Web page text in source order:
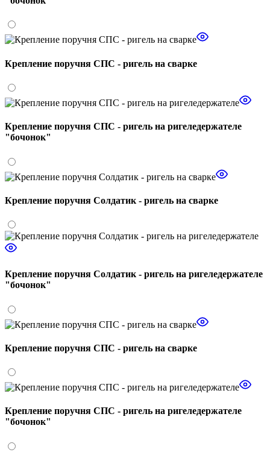
Крепление поручня СПС - ригель на сварке
Крепление поручня СПС - ригель на ригеледержателе
"бочонок"
Крепление поручня Солдатик - ригель на сварке
Крепление поручня Солдатик - ригель на ригеледержателе
"бочонок"
Крепление поручня СПС - ригель на сварке
Крепление поручня СПС - ригель на ригеледержателе
"бочонок"